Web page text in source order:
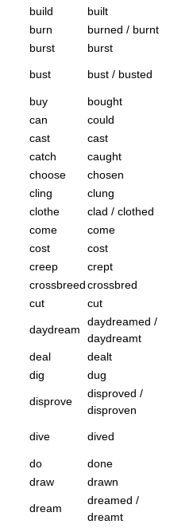
build built
burn
burned / burnt
burst
burst
bust bust / busted
buy
bought
can
could
cast
cast
catch
caught
choose
chosen
cling
clung
clothe
clad / clothed
come
come
cost
cost
creep
crept
crossbreedcrossbred
cut
cut
daydream
daydreamed /
daydreamt
deal dealt
dig
dug
disprove
disproved /
disproven
dive dived
do done
draw
drawn
dream
dreamed /
dreamt